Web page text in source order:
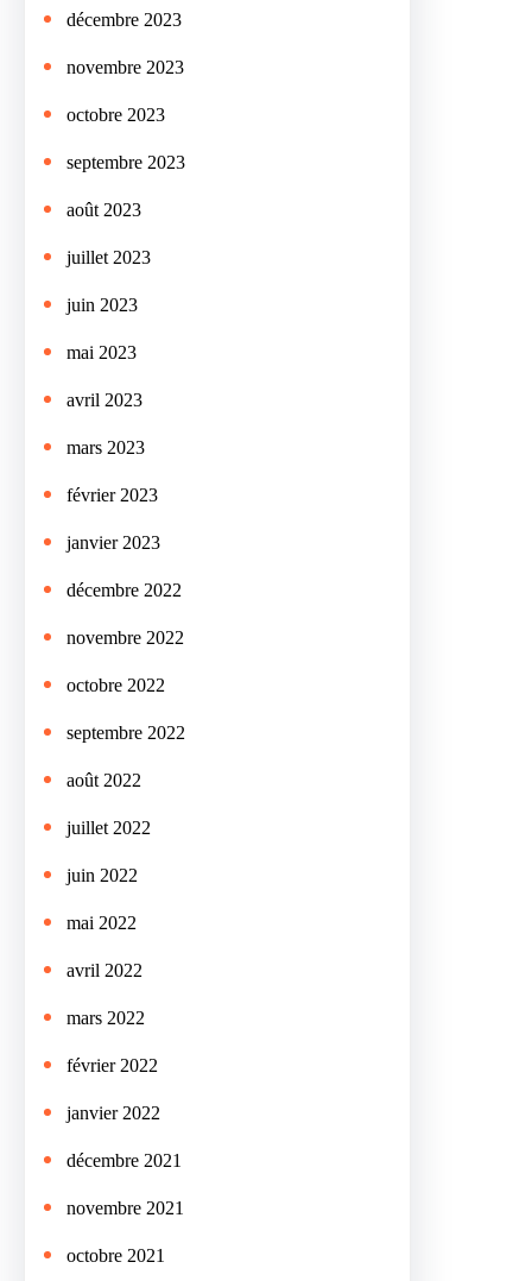
décembre 2023
novembre 2023
octobre 2023
septembre 2023
août 2023
juillet 2023
juin 2023
mai 2023
avril 2023
mars 2023
février 2023
janvier 2023
décembre 2022
novembre 2022
octobre 2022
septembre 2022
août 2022
juillet 2022
juin 2022
mai 2022
avril 2022
mars 2022
février 2022
janvier 2022
décembre 2021
novembre 2021
octobre 2021